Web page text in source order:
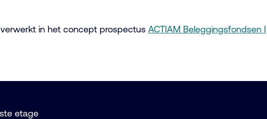
in het concept prospectus ACTIAM Beleggingsfondsen I
etage